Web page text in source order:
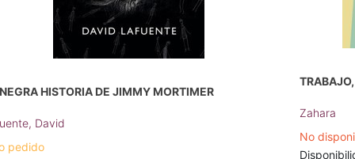
HISTORIA DE JIMMY MORTIMER
David
pedido
Zahara
No